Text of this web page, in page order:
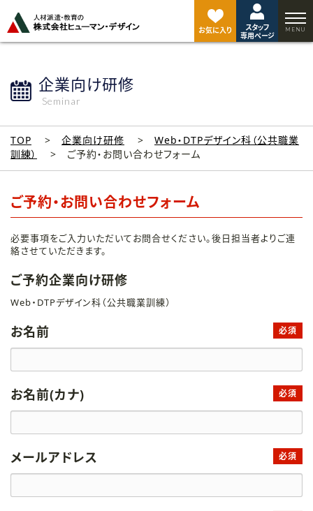
お気に入り
スタッフ
専用ページ
企業向け研修
Seminar
TOP 企業向け研修
Web・DTPデザイン科（公共職業
訓練）
ご予約・お問い合わせフォーム
ご予約・お問い合わせフォーム
必要事項をご入力いただいてお問合せください。後日担当者よりご連
絡させていただきます。
ご予約企業向け研修
Web・DTPデザイン科（公共職業訓練）
お名前 必須
お名前(カナ) 必須
メールアドレス 必須
ジ
ト